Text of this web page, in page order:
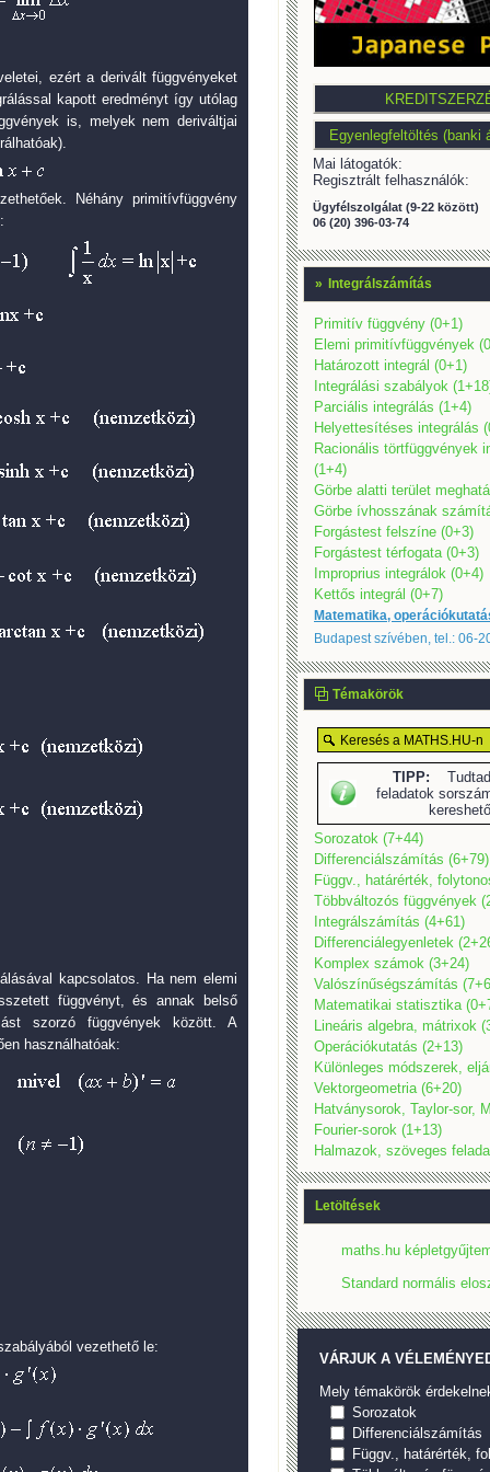
ezért a derivált függvényeket
kapott eredményt így utólag
is, melyek nem deriváltjai
Néhány primitívfüggvény
kapcsolatos. Ha nem elemi
függvényt, és annak belső
szorzó függvények között. A
használhatóak:
vezethető le:
Mai látogatók:
Regisztrált felhasználók:
Ügyfélszolgálat (9-22 között)
06 (20) 396-03-74
» Integrálszámítás
Primitív függvény (0+1)
Elemi primitívfüggvények
Határozott integrál (0+1)
Integrálási szabályok
Parciális integrálás (1+4)
Helyettesítéses integrálás
Racionális törtfüggvények
(1+4)
Görbe alatti terület
Görbe ívhosszának
Forgástest felszíne (0+3)
Forgástest térfogata (0+3)
Improprius integrálok (0+4)
Kettős integrál (0+7)
Matematika,
Budapest szívében, tel.: 06-
Témakörök
TIPP:
feladatok
Sorozatok (7+44)
Differenciálszámítás (6+79)
Függv., határérték,
Többváltozós függvények
Integrálszámítás (4+61)
Differenciálegyenletek
Komplex számok (3+24)
Valószínűségszámítás
Matematikai statisztika
Lineáris algebra, mátrixok
Operációkutatás (2+13)
Különleges módszerek,
Vektorgeometria (6+20)
Hatványsorok, Taylor-sor,
Fourier-sorok (1+13)
Halmazok, szöveges
Letöltések
maths.hu
Standard normális
VÁRJUK A
Mely témakörök
Sorozatok
Differenciálszámítás
Függv., határérték,